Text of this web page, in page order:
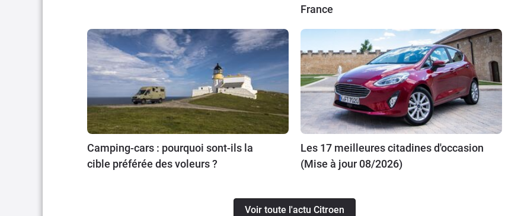
France
Camping-cars : pourquoi sont-ils la
cible préférée des voleurs ?
Les 17 meilleures citadines d'occasion
(Mise à jour 08/2026)
Voir toute l'actu Citroen